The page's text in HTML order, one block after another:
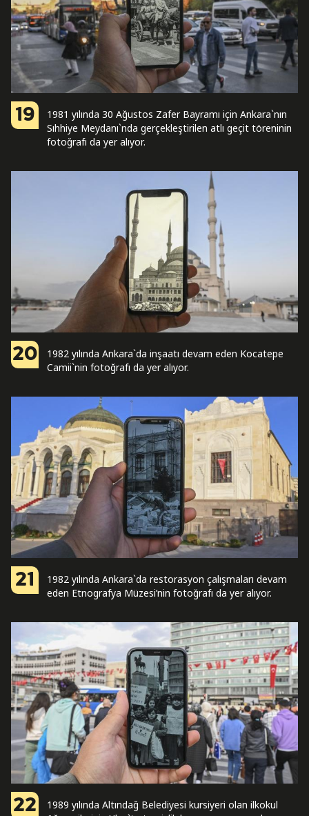
19
1981 yılında 30 Ağustos Zafer Bayramı için Ankara`nın
Sıhhiye Meydanı`nda gerçekleştirilen atlı geçit töreninin
fotoğrafı da yer alıyor.
20
1982 yılında Ankara`da inşaatı devam eden Kocatepe
Camii`nin fotoğrafı da yer alıyor.
21
1982 yılında Ankara`da restorasyon çalışmaları devam
eden Etnografya Müzesi’nin fotoğrafı da yer alıyor.
22
1989 yılında Altındağ Belediyesi kursiyeri olan ilkokul